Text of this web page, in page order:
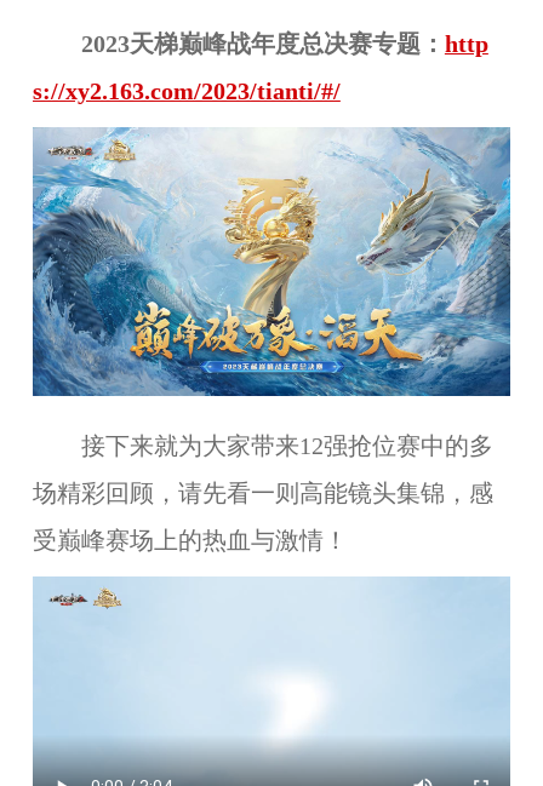
2023天梯巅峰战年度总决赛专题： http
s://xy2.163.com/2023/tianti/#/
接下来就为大家带来12强抢位赛中的多
场精彩回顾，请先看一则高能镜头集锦，感
受巅峰赛场上的热血与激情！